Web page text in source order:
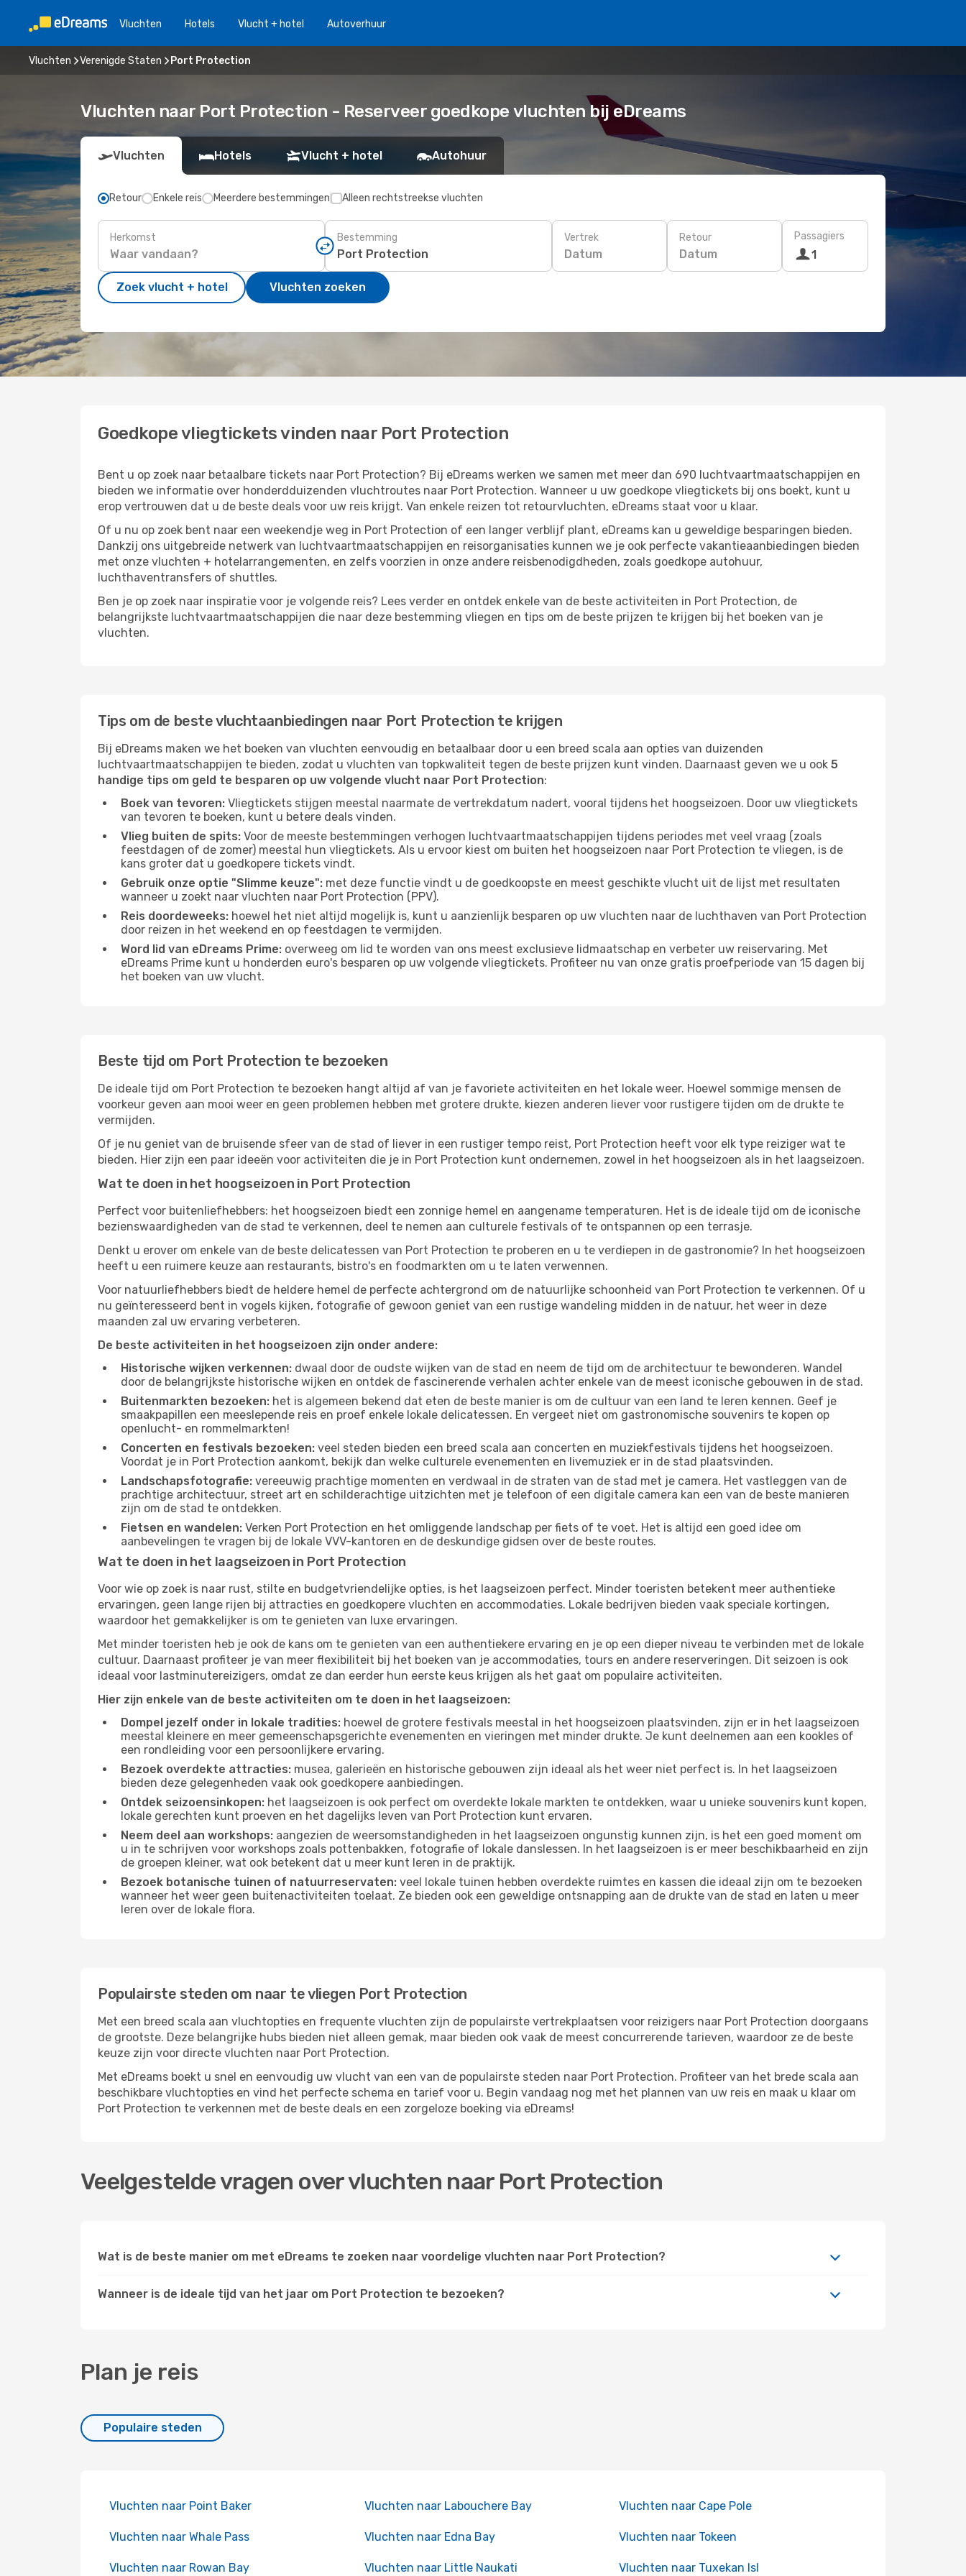
Vluchten Hotels Vlucht + hotel Autoverhuur
Vluchten Verenigde Staten Port Protection
Vluchten naar Port Protection - Reserveer goedkope vluchten bij eDreams
Vluchten Hotels Vlucht + hotel Autohuur
Retour Enkele reis Meerdere bestemmingen Alleen rechtstreekse vluchten
Herkomst Bestemming Vertrek
Datum
Retour
Datum
Passagiers
1
Zoek vlucht + hotel Vluchten zoeken
Goedkope vliegtickets vinden naar Port Protection
Bent u op zoek naar betaalbare tickets naar Port Protection? Bij eDreams werken we samen met meer dan 690 luchtvaartmaatschappijen en
bieden we informatie over honderdduizenden vluchtroutes naar Port Protection. Wanneer u uw goedkope vliegtickets bij ons boekt, kunt u
erop vertrouwen dat u de beste deals voor uw reis krijgt. Van enkele reizen tot retourvluchten, eDreams staat voor u klaar.
Of u nu op zoek bent naar een weekendje weg in Port Protection of een langer verblijf plant, eDreams kan u geweldige besparingen bieden.
Dankzij ons uitgebreide netwerk van luchtvaartmaatschappijen en reisorganisaties kunnen we je ook perfecte vakantieaanbiedingen bieden
met onze vluchten + hotelarrangementen, en zelfs voorzien in onze andere reisbenodigdheden, zoals goedkope autohuur,
luchthaventransfers of shuttles.
Ben je op zoek naar inspiratie voor je volgende reis? Lees verder en ontdek enkele van de beste activiteiten in Port Protection, de
belangrijkste luchtvaartmaatschappijen die naar deze bestemming vliegen en tips om de beste prijzen te krijgen bij het boeken van je
vluchten.
Tips om de beste vluchtaanbiedingen naar Port Protection te krijgen
Bij eDreams maken we het boeken van vluchten eenvoudig en betaalbaar door u een breed scala aan opties van duizenden
luchtvaartmaatschappijen te bieden, zodat u vluchten van topkwaliteit tegen de beste prijzen kunt vinden. Daarnaast geven we u ook 5
handige tips om geld te besparen op uw volgende vlucht naar Port Protection:
Boek van tevoren: Vliegtickets stijgen meestal naarmate de vertrekdatum nadert, vooral tijdens het hoogseizoen. Door uw vliegtickets
van tevoren te boeken, kunt u betere deals vinden.
Vlieg buiten de spits: Voor de meeste bestemmingen verhogen luchtvaartmaatschappijen tijdens periodes met veel vraag (zoals
feestdagen of de zomer) meestal hun vliegtickets. Als u ervoor kiest om buiten het hoogseizoen naar Port Protection te vliegen, is de
kans groter dat u goedkopere tickets vindt.
Gebruik onze optie "Slimme keuze": met deze functie vindt u de goedkoopste en meest geschikte vlucht uit de lijst met resultaten
wanneer u zoekt naar vluchten naar Port Protection (PPV).
Reis doordeweeks: hoewel het niet altijd mogelijk is, kunt u aanzienlijk besparen op uw vluchten naar de luchthaven van Port Protection
door reizen in het weekend en op feestdagen te vermijden.
Word lid van eDreams Prime: overweeg om lid te worden van ons meest exclusieve lidmaatschap en verbeter uw reiservaring. Met
eDreams Prime kunt u honderden euro's besparen op uw volgende vliegtickets. Profiteer nu van onze gratis proefperiode van 15 dagen bij
het boeken van uw vlucht.
Beste tijd om Port Protection te bezoeken
De ideale tijd om Port Protection te bezoeken hangt altijd af van je favoriete activiteiten en het lokale weer. Hoewel sommige mensen de
voorkeur geven aan mooi weer en geen problemen hebben met grotere drukte, kiezen anderen liever voor rustigere tijden om de drukte te
vermijden.
Of je nu geniet van de bruisende sfeer van de stad of liever in een rustiger tempo reist, Port Protection heeft voor elk type reiziger wat te
bieden. Hier zijn een paar ideeën voor activiteiten die je in Port Protection kunt ondernemen, zowel in het hoogseizoen als in het laagseizoen.
Wat te doen in het hoogseizoen in Port Protection
Perfect voor buitenliefhebbers: het hoogseizoen biedt een zonnige hemel en aangename temperaturen. Het is de ideale tijd om de iconische
bezienswaardigheden van de stad te verkennen, deel te nemen aan culturele festivals of te ontspannen op een terrasje.
Denkt u erover om enkele van de beste delicatessen van Port Protection te proberen en u te verdiepen in de gastronomie? In het hoogseizoen
heeft u een ruimere keuze aan restaurants, bistro's en foodmarkten om u te laten verwennen.
Voor natuurliefhebbers biedt de heldere hemel de perfecte achtergrond om de natuurlijke schoonheid van Port Protection te verkennen. Of u
nu geïnteresseerd bent in vogels kijken, fotografie of gewoon geniet van een rustige wandeling midden in de natuur, het weer in deze
maanden zal uw ervaring verbeteren.
De beste activiteiten in het hoogseizoen zijn onder andere:
Historische wijken verkennen: dwaal door de oudste wijken van de stad en neem de tijd om de architectuur te bewonderen. Wandel
door de belangrijkste historische wijken en ontdek de fascinerende verhalen achter enkele van de meest iconische gebouwen in de stad.
Buitenmarkten bezoeken: het is algemeen bekend dat eten de beste manier is om de cultuur van een land te leren kennen. Geef je
smaakpapillen een meeslepende reis en proef enkele lokale delicatessen. En vergeet niet om gastronomische souvenirs te kopen op
openlucht- en rommelmarkten!
Concerten en festivals bezoeken: veel steden bieden een breed scala aan concerten en muziekfestivals tijdens het hoogseizoen.
Voordat je in Port Protection aankomt, bekijk dan welke culturele evenementen en livemuziek er in de stad plaatsvinden.
Landschapsfotografie: vereeuwig prachtige momenten en verdwaal in de straten van de stad met je camera. Het vastleggen van de
prachtige architectuur, street art en schilderachtige uitzichten met je telefoon of een digitale camera kan een van de beste manieren
zijn om de stad te ontdekken.
Fietsen en wandelen: Verken Port Protection en het omliggende landschap per fiets of te voet. Het is altijd een goed idee om
aanbevelingen te vragen bij de lokale VVV-kantoren en de deskundige gidsen over de beste routes.
Wat te doen in het laagseizoen in Port Protection
Voor wie op zoek is naar rust, stilte en budgetvriendelijke opties, is het laagseizoen perfect. Minder toeristen betekent meer authentieke
ervaringen, geen lange rijen bij attracties en goedkopere vluchten en accommodaties. Lokale bedrijven bieden vaak speciale kortingen,
waardoor het gemakkelijker is om te genieten van luxe ervaringen.
Met minder toeristen heb je ook de kans om te genieten van een authentiekere ervaring en je op een dieper niveau te verbinden met de lokale
cultuur. Daarnaast profiteer je van meer flexibiliteit bij het boeken van je accommodaties, tours en andere reserveringen. Dit seizoen is ook
ideaal voor lastminutereizigers, omdat ze dan eerder hun eerste keus krijgen als het gaat om populaire activiteiten.
Hier zijn enkele van de beste activiteiten om te doen in het laagseizoen:
Dompel jezelf onder in lokale tradities: hoewel de grotere festivals meestal in het hoogseizoen plaatsvinden, zijn er in het laagseizoen
meestal kleinere en meer gemeenschapsgerichte evenementen en vieringen met minder drukte. Je kunt deelnemen aan een kookles of
een rondleiding voor een persoonlijkere ervaring.
Bezoek overdekte attracties: musea, galerieën en historische gebouwen zijn ideaal als het weer niet perfect is. In het laagseizoen
bieden deze gelegenheden vaak ook goedkopere aanbiedingen.
Ontdek seizoensinkopen: het laagseizoen is ook perfect om overdekte lokale markten te ontdekken, waar u unieke souvenirs kunt kopen,
lokale gerechten kunt proeven en het dagelijks leven van Port Protection kunt ervaren.
Neem deel aan workshops: aangezien de weersomstandigheden in het laagseizoen ongunstig kunnen zijn, is het een goed moment om
u in te schrijven voor workshops zoals pottenbakken, fotografie of lokale danslessen. In het laagseizoen is er meer beschikbaarheid en zijn
de groepen kleiner, wat ook betekent dat u meer kunt leren in de praktijk.
Bezoek botanische tuinen of natuurreservaten: veel lokale tuinen hebben overdekte ruimtes en kassen die ideaal zijn om te bezoeken
wanneer het weer geen buitenactiviteiten toelaat. Ze bieden ook een geweldige ontsnapping aan de drukte van de stad en laten u meer
leren over de lokale flora.
Populairste steden om naar te vliegen Port Protection
Met een breed scala aan vluchtopties en frequente vluchten zijn de populairste vertrekplaatsen voor reizigers naar Port Protection doorgaans
de grootste. Deze belangrijke hubs bieden niet alleen gemak, maar bieden ook vaak de meest concurrerende tarieven, waardoor ze de beste
keuze zijn voor directe vluchten naar Port Protection.
Met eDreams boekt u snel en eenvoudig uw vlucht van een van de populairste steden naar Port Protection. Profiteer van het brede scala aan
beschikbare vluchtopties en vind het perfecte schema en tarief voor u. Begin vandaag nog met het plannen van uw reis en maak u klaar om
Port Protection te verkennen met de beste deals en een zorgeloze boeking via eDreams!
Veelgestelde vragen over vluchten naar Port Protection
Wat is de beste manier om met eDreams te zoeken naar voordelige vluchten naar Port Protection?
Wanneer is de ideale tijd van het jaar om Port Protection te bezoeken?
Plan je reis
Populaire steden
Vluchten naar Point Baker Vluchten naar Labouchere Bay Vluchten naar Cape Pole
Vluchten naar Whale Pass Vluchten naar Edna Bay Vluchten naar Tokeen
Vluchten naar Rowan Bay Vluchten naar Little Naukati Vluchten naar Tuxekan Isl